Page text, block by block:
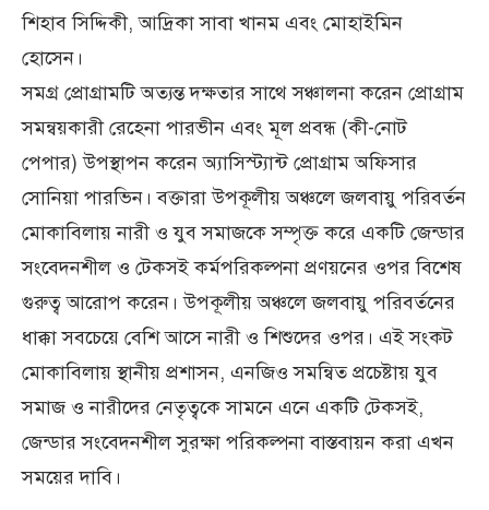
শিহাব সিদ্দিকী, আদ্রিকা সাবা খানম এবং মোহাইমিন
হোসেন।
সমগ্র প্রোগ্রামটি অত্যন্ত দক্ষতার সাথে সঞ্চালনা করেন প্রোগ্রাম
সমন্বয়কারী রেহেনা পারভীন এবং মূল প্রবন্ধ (কী-নোট
পেপার) উপস্থাপন করেন অ্যাসিস্ট্যান্ট প্রোগ্রাম অফিসার
সোনিয়া পারভিন। বক্তারা উপকূলীয় অঞ্চলে জলবায়ু পরিবর্তন
মোকাবিলায় নারী ও যুব সমাজকে সম্পৃক্ত করে একটি জেন্ডার
সংবেদনশীল ও টেকসই কর্মপরিকল্পনা প্রণয়নের ওপর বিশেষ
গুরুত্ব আরোপ করেন। উপকূলীয় অঞ্চলে জলবায়ু পরিবর্তনের
ধাক্কা সবচেয়ে বেশি আসে নারী ও শিশুদের ওপর। এই সংকট
মোকাবিলায় স্থানীয় প্রশাসন, এনজিও সমন্বিত প্রচেষ্টায় যুব
সমাজ ও নারীদের নেতৃত্বকে সামনে এনে একটি টেকসই,
জেন্ডার সংবেদনশীল সুরক্ষা পরিকল্পনা বাস্তবায়ন করা এখন
সময়ের দাবি।